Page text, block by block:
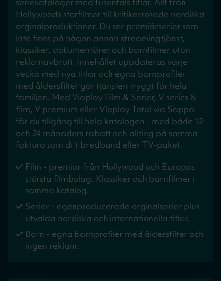
Hollywoods storfilmer till kritikerrosade nordiska
orginalproduktioner. Du ser premiärserier som
inte finns på någon annan streamingtjänst,
klassiker, dokumentärer och barnfilmer utan
reklamavbrott. Innehållet uppdateras varje
vecka med nya titlar och egna barnprofiler
med åldersfilter gör tjänsten tryggt för hela
familjen. Med Viaplay Film & Serier, V series &
film, V premium eller Viaplay Total via Sappa
får du tillgång till hela katalogen - med både 12
och 24 månaders rabatt och allting på samma
faktura som ditt bredband eller TV-paket.
Film - premiär från Hollywood och Europas
största filmbolag. Klassiker och barnfilmer i
samma katalog.
Serier - egenproducerade orginalserier plus
utvalda nordiska och internationella titlar.
Barn - egna barnprofiler med åldersfilter och
ingen reklam.